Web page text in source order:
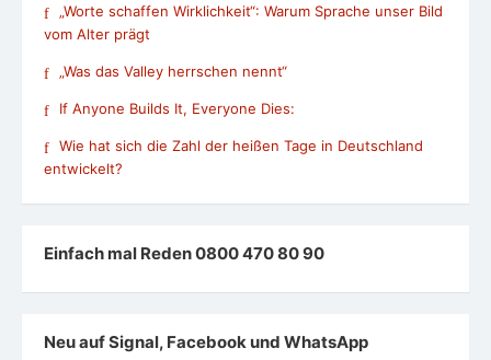
„Worte schaffen Wirklichkeit“: Warum Sprache unser Bild
vom Alter prägt
„Was das Valley herrschen nennt“
If Anyone Builds It, Everyone Dies:
Wie hat sich die Zahl der heißen Tage in Deutschland
entwickelt?
Einfach mal Reden 0800 470 80 90
Neu auf Signal, Facebook und WhatsApp